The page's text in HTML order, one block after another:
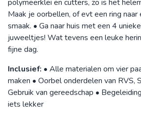
polymeerklei en cutters, zo is het
Maak je oorbellen, of evt een ring
smaak. • Ga naar huis met een 4
juweeltjes! Wat tevens een leuke
fijne dag.
Inclusief: • Alle materialen om vier
maken • Oorbel onderdelen van RVS,
Gebruik van gereedschap •
iets lekker